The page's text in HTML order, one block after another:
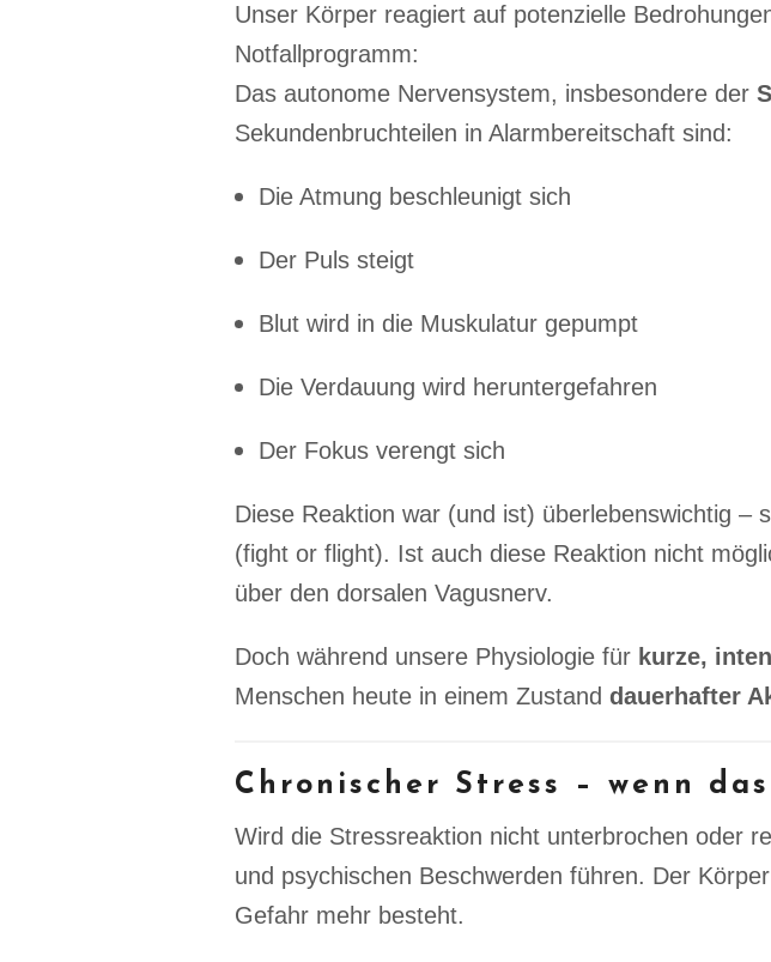
Unser Körper reagiert auf potenzielle
Notfallprogramm:
Das autonome Nervensystem, insbesondere der
Sekundenbruchteilen in Alarmbereitschaft sind:
Die Atmung beschleunigt sich
Der Puls steigt
Blut wird in die Muskulatur gepumpt
Die Verdauung wird heruntergefahren
Der Fokus verengt sich
Diese Reaktion war (und ist) überlebenswichtig –
(fight or flight). Ist auch diese Reaktion nicht
über den dorsalen Vagusnerv.
Doch während unsere Physiologie für kurze,
Menschen heute in einem Zustand dauerhafter
Chronischer Stress – wenn
Wird die Stressreaktion nicht unterbrochen oder
und psychischen Beschwerden führen. Der
Gefahr mehr besteht.